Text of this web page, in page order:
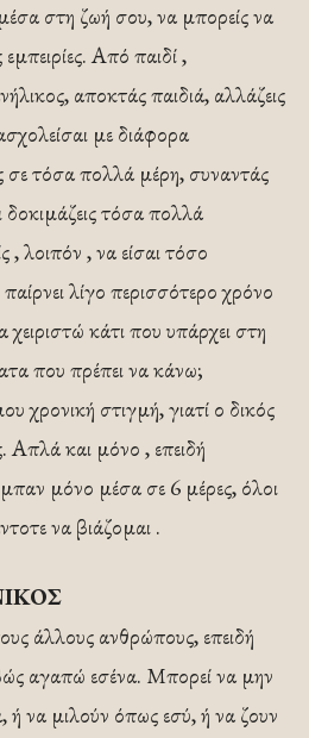
στη ζωή σου, να μπορείς να
εμπειρίες. Από παιδί ,
αποκτάς παιδιά, αλλάζεις
με διάφορα
σε τόσα πολλά μέρη, συναντάς
δοκιμάζεις τόσα πολλά
λοιπόν , να είσαι τόσο
λίγο περισσότερο χρόνο
χειριστώ κάτι που υπάρχει στη
που πρέπει να κάνω;
χρονική στιγμή, γιατί ο δικός
Απλά και μόνο , επειδή
μόνο μέσα σε 6 μέρες, όλοι
να βιάζομαι .
άλλους ανθρώπους, επειδή
αγαπώ εσένα. Μπορεί να μην
ή να μιλούν όπως εσύ, ή να ζουν